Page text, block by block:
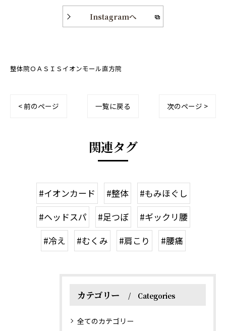
Instagramへ
整体院ＯＡＳＩＳイオンモール直方院
< 前のページ 一覧に戻る 次のページ >
関連タグ
#イオンカード #整体
#もみほぐし
#ヘッドスパ
#足つぼ
#ギックリ腰
#冷え
#むくみ #肩こり #腰痛
カテゴリー Categories
全てのカテゴリー